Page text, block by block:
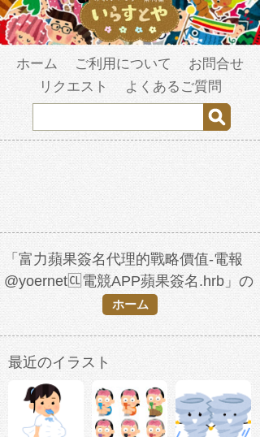
ホーム ご利用について
お問合せ
リクエスト
よくあるご質問
「富力蘋果簽名代理的戰略價值-電報
@yoernet🆑電競APP蘋果簽名.hrb」の
検索結果
ホーム
最近のイラスト